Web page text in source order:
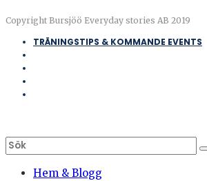
Copyright Bursjöö Everyday stories AB 2019
TRÄNINGSTIPS & KOMMANDE EVENTS
Hem & Blogg